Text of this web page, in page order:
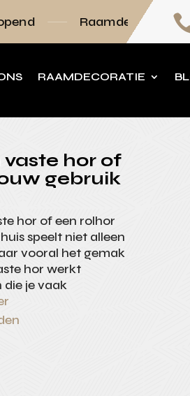
volledig op maat
RAAMDECORATIE
hor of
gebruik
hor of een rolhor
speelt niet alleen
vooral het gemak
hor werkt
je vaak